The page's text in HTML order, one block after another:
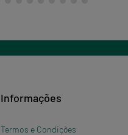
Informações
Termos e Condições